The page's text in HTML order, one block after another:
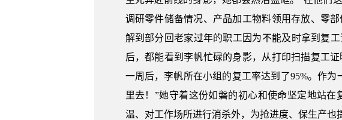
调研零件储备情况、产品加工物料领用存放、零
解到部分回老家过年的职工因为不能及时拿到复
后，都能看到李帆忙碌的身影，从打印扫描复工
一周后，李帆所在小组的复工率达到了95%。作
里去！”她守着这份如磐的初心和使命坚定地站
温、对工作场所进行消杀外，为抢进度、保生产也